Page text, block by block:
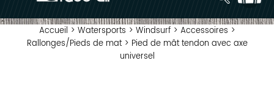
Accueil > Watersports > Windsurf > Accessoires >
Rallonges/Pieds de mat > Pied de mât tendon avec axe
universel